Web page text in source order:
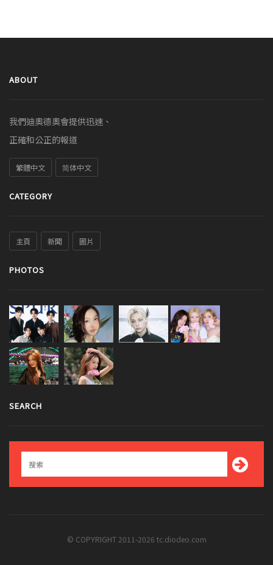
ABOUT
我們迪奧德奧會提供迅速、
正確和公正的報道
繁體中文 简体中文
CATEGORY
主頁 新聞 圖片
PHOTOS
SEARCH
© COPYRIGHT 2011-2026 tc.diodeo.com